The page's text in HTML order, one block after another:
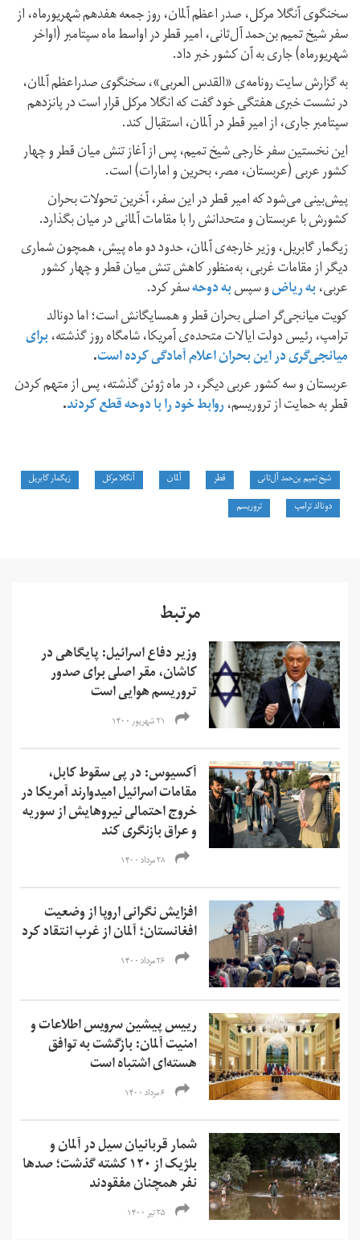
سخنگوی آنگلا مرکل، صدر اعظم آلمان، روز جمعه هفدهم شهریورماه، از
سفر شیخ تمیم بن‌حمد آل‌ثانی، امیر قطر در اواسط ماه سپتامبر (اواخر
شهریورماه) جاری به آن کشور خبر داد.
به گزارش سایت رونامه‌ی «القدس العربی»، سخنگوی صدراعظم آلمان،
در نشست خبری هفتگی خود گفت که انگلا مرکل قرار است در پانزدهم
سپتامبر جاری، از امیر قطر در آلمان، استقبال کند.
این نخستین سفر خارجی شیخ تمیم، پس از آغاز تنش میان قطر و چهار
کشور عربی (عربستان، مصر، بحرین و امارات) است.
پیش‌بینی می‌شود که امیر قطر در این سفر، آخرین تحولات بحران
کشورش با عربستان و متحدانش را با مقامات آلمانی در میان بگذارد.
زیگمار گابریل، وزیر خارجه‌ی آلمان، حدود دو ماه پیش، همچون شماری
دیگر از مقامات غربی، به‌منظور کاهش تنش میان قطر و چهار کشور
عربی،به ریاضو سپسبه دوحهسفر کرد.
کویت میانجی‌گر اصلی بحران قطر و همسایگانش است؛ اما دونالد
ترامپ، رئیس‌ دولت ایالات متحده‌ی آمریکا، شامگاه روز گذشته،برای
میانجی‌گری در این بحران اعلام آمادگی کرده است.
عربستان و سه کشور عربی دیگر، در ماه ژوئن گذشته، پس از متهم کردن
قطر به حمایت از تروریسم،روابط خود را با دوحه قطع کردند.
شیخ تمیم بن‌حمد آل‌ثانی قطر آلمان آنگلا مرکل
زیگمار گابریل
دونالد ترامپ
تروریسم
مرتبط
وزیر دفاع اسرائیل: پایگاهی در
کاشان، مقر اصلی برای صدور
تروریسم هوایی است
۲۱ شهریور ۱۴۰۰
آکسیوس: در پی سقوط کابل،
مقامات اسرائیل امیدوارند آمریکا در
خروج احتمالی نیروهایش از سوریه
و عراق بازنگری کند
۲۸ مرداد ۱۴۰۰
افزایش نگرانی‌ اروپا از وضعیت
افغانستان؛ آلمان از غرب انتقاد کرد
۲۶ مرداد ۱۴۰۰
رییس پیشین سرویس اطلاعات و
امنیت آلمان: بازگشت به توافق
هسته‌ای اشتباه است
۶ مرداد ۱۴۰۰
شمار قربانیان سیل در آلمان و
بلژیک از ۱۲۰ کشته گذشت؛ صدها
نفر همچنان مفقودند
۲۵ تیر ۱۴۰۰